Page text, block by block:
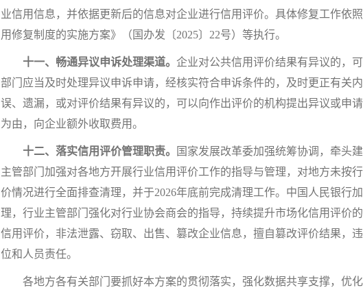
业信用信息，并依据更新后的信息对企业进行信用评价。具体修复工作依
用修复制度的实施方案》（国办发〔2025〕22号）等执行。
十一、畅通异议申诉处理渠道。 企业对公共信用评价结果有异议的，
部门应当及时处理异议申诉申请，经核实符合申诉条件的，及时更正有关
误、遗漏，或对评价结果有异议的，可以向作出评价的机构提出异议或申
为由，向企业额外收取费用。
十二、落实信用评价管理职责。
国家发展改革委加强统筹协调，牵头
主管部门加强对各地方开展行业信用评价工作的指导与管理，对地方未按
价情况进行全面排查清理，并于2026年底前完成清理工作。中国人民银行
理，行业主管部门强化对行业协会商会的指导，持续提升市场化信用评价
信用评价，非法泄露、窃取、出售、篡改企业信息，擅自篡改评价结果，
位和人员责任。
各地方各有关部门要抓好本方案的贯彻落实，强化数据共享支撑，优